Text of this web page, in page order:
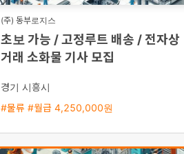
(주) 동부로지스
초보 가능 / 고정루트 배송 / 전자상
거래 소화물 기사 모집
경기 시흥시
#물류 #월급 4,250,000원